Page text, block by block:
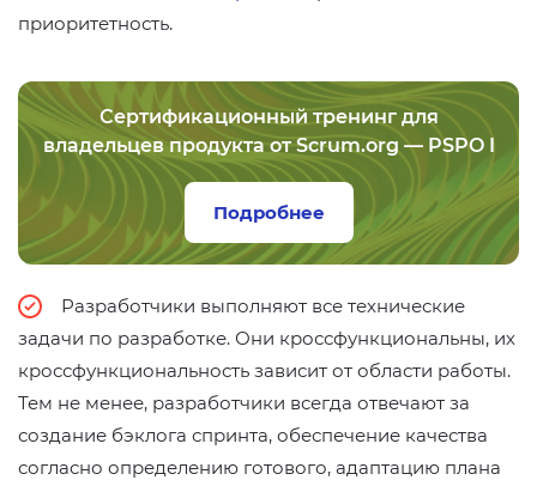
приоритетность.
Сертификационный тренинг для
владельцев продукта от Scrum.org — PSPO I
Подробнее
Разработчики выполняют все технические
задачи по разработке. Они кроссфункциональны, их
кроссфункциональность зависит от области работы.
Тем не менее, разработчики всегда отвечают за
создание бэклога спринта, обеспечение качества
согласно определению готового, адаптацию плана